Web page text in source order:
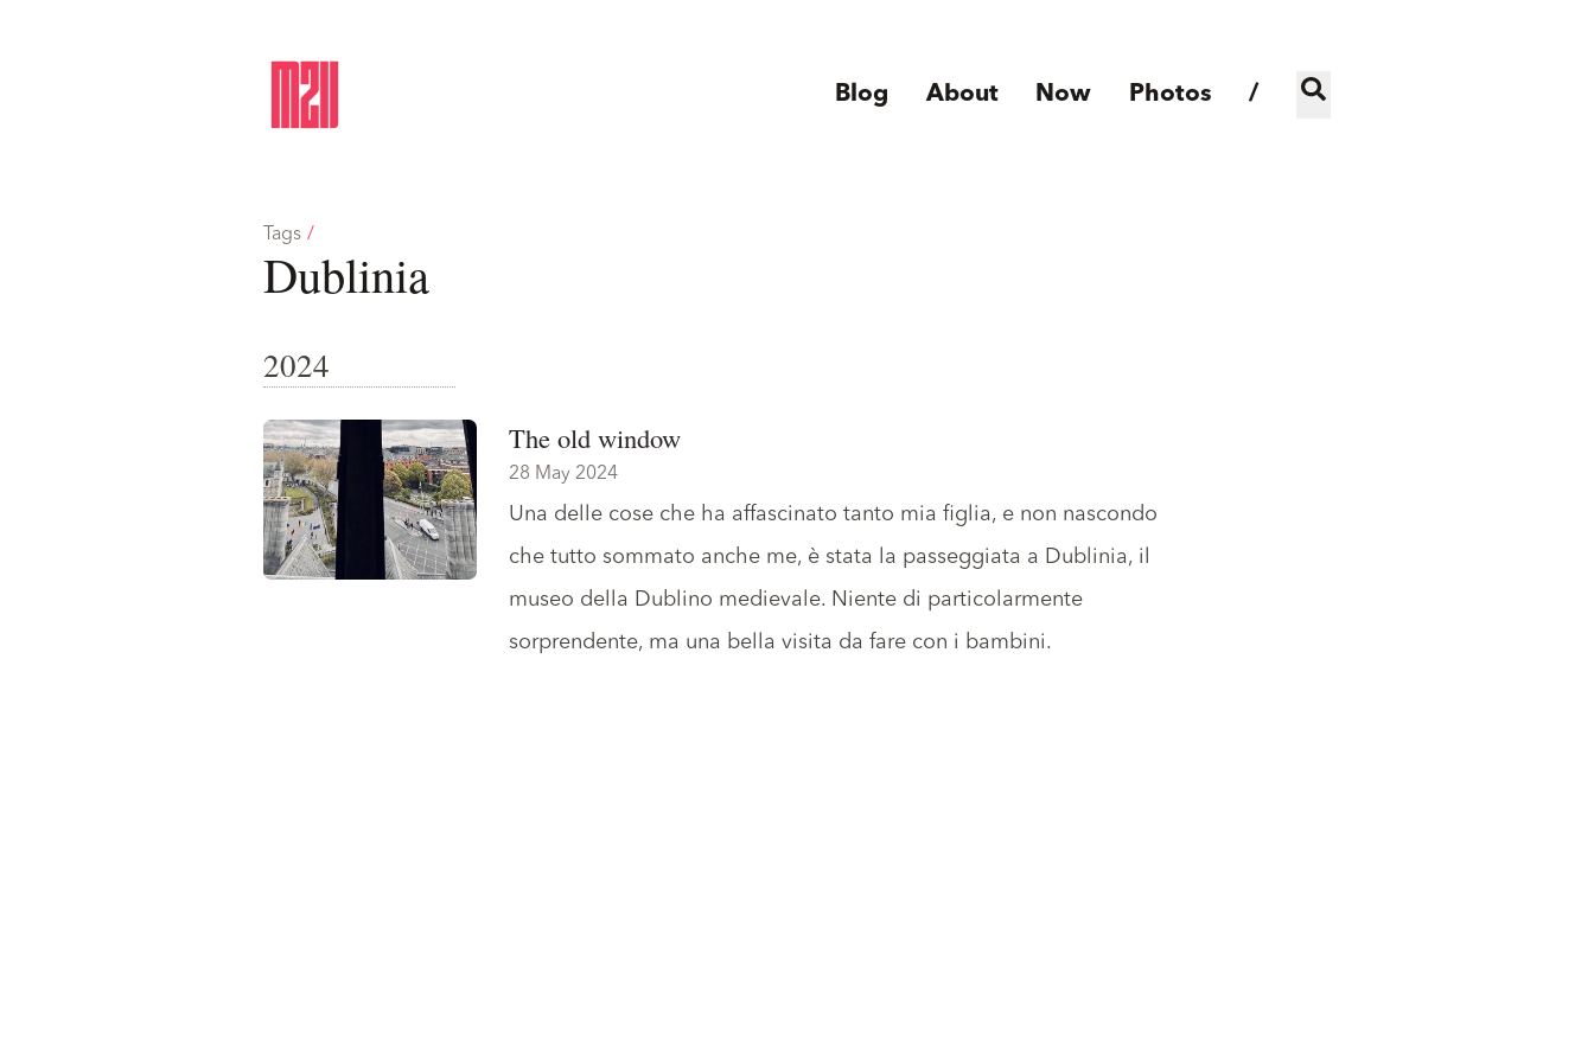
Blog About Now Photos /
Tags /
Dublinia
2024
The old window
28 May 2024
Una delle cose che ha affascinato tanto mia figlia, e non nascondo
che tutto sommato anche me, è stata la passeggiata a Dublinia, il
museo della Dublino medievale. Niente di particolarmente
sorprendente, ma una bella visita da fare con i bambini.